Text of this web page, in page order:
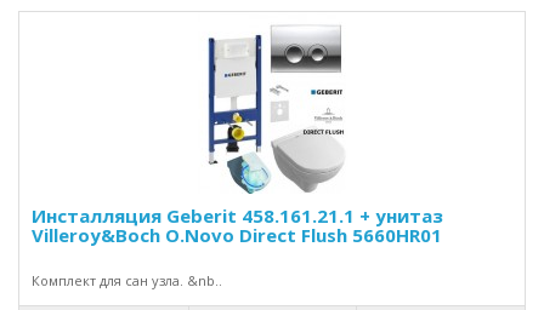
Инсталляция Geberit 458.161.21.1 + унитаз
Villeroy&Boch O.Novo Direct Flush 5660HR01
Комплект для сан узла. &nb..